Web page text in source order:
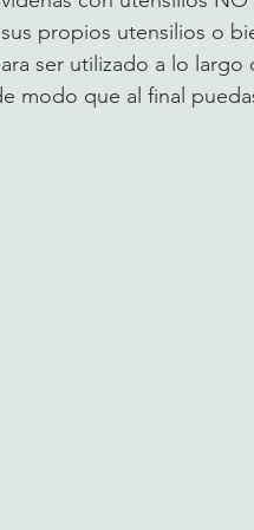
propios utensilios o
ser utilizado a lo
modo que al final